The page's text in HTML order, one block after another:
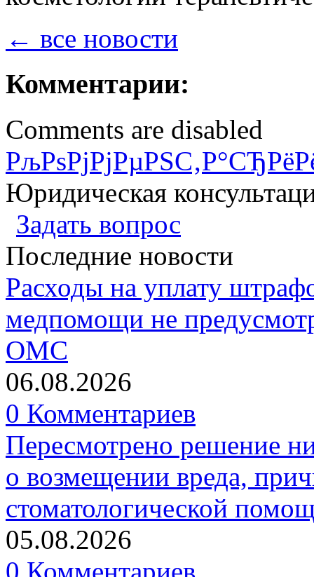
← все новости
Комментарии:
Comments are disabled
Юридическая
Задать вопрос
Последние новости
Расходы на уплату
медпомощи не
ОМС
06.08.2026
0 Комментариев
Пересмотрено решение
о возмещении вреда,
стоматологической
05.08.2026
0 Комментариев